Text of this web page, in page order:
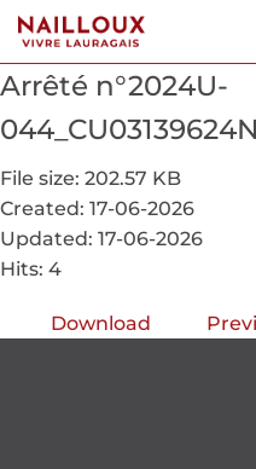
Arrêté n°2024U-
File size: 202.57 KB
Created: 17-06-2026
Updated: 17-06-2026
Hits: 4
Download